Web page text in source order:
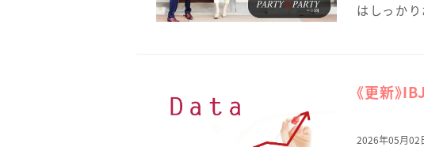
はしっか
《更新》
2026年05月02